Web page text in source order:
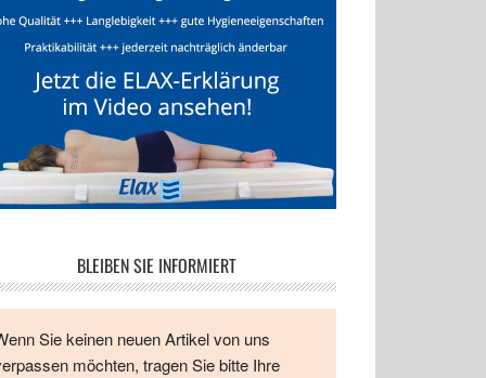
BLEIBEN SIE INFORMIERT
Sie keinen neuen Artikel von uns
möchten, tragen Sie bitte Ihre